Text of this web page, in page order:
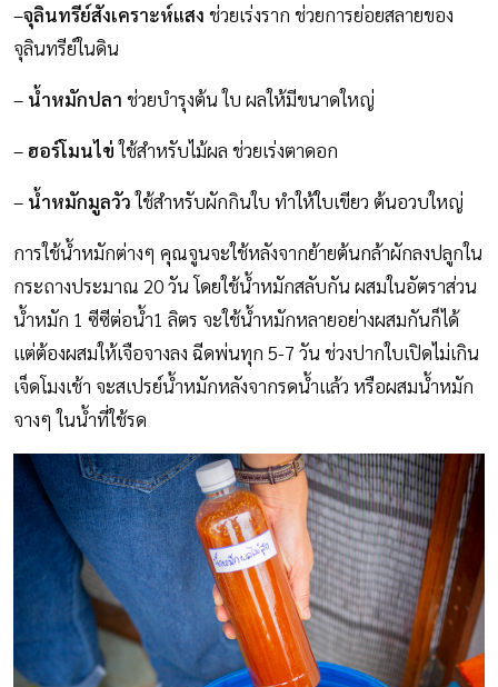
–จุลินทรีย์สังเคราะห์แสง ช่วยเร่งราก ช่วยการย่อยสลายของ
จุลินทรีย์ในดิน
– น้ำหมักปลา ช่วยบำรุงต้น ใบ ผลให้มีขนาดใหญ่
– ฮอร์โมนไข่ใช้สำหรับไม้ผล ช่วยเร่งตาดอก
– น้ำหมักมูลวัวใช้สำหรับผักกินใบ ทำให้ใบเขียว ต้นอวบใหญ่
การใช้น้ำหมักต่างๆ คุณจูนจะใช้หลังจากย้ายต้นกล้าผักลงปลูกใน
กระถางประมาณ 20 วัน โดยใช้น้ำหมักสลับกัน ผสมในอัตราส่วน
น้ำหมัก 1 ซีซีต่อน้ำ1 ลิตร จะใช้น้ำหมักหลายอย่างผสมกันก็ได้
แต่ต้องผสมให้เจือจางลง ฉีดพ่นทุก 5-7 วัน ช่วงปากใบเปิดไม่เกิน
เจ็ดโมงเช้า จะสเปรย์น้ำหมักหลังจากรดน้ำแล้ว หรือผสมน้ำหมัก
จางๆ ในน้ำที่ใช้รด